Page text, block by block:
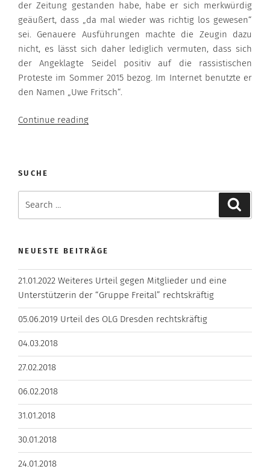
der Zeitung gestanden habe, habe er sich merkwürdig
geäußert, dass „da mal wieder was richtig los gewesen“
sei. Genauere Ausführungen machte die Zeugin dazu
nicht, es lässt sich daher lediglich vermuten, dass sich
der Angeklagte Seidel positiv auf die rassistischen
Proteste im Sommer 2015 bezog. Im Internet benutzte er
den Namen „Uwe Fritsch“.
Continue reading“25.10.2017”
SUCHE
NEUESTE BEITRÄGE
21.01.2022 Weiteres Urteil gegen Mitglieder und eine
Unterstützerin der “Gruppe Freital” rechtskräftig
05.06.2019 Urteil des OLG Dresden rechtskräftig
04.03.2018
27.02.2018
06.02.2018
31.01.2018
30.01.2018
24.01.2018